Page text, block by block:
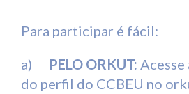
Para participar é fácil:
a) PELO ORKUT: Acesse
do perfil do CCBEU no